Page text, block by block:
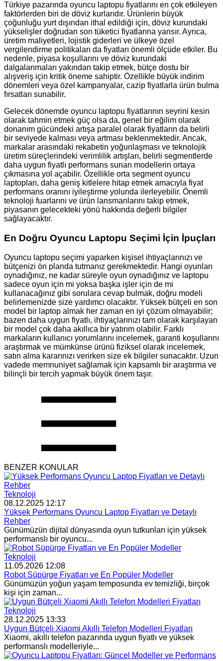
Türkiye pazarında oyuncu laptopu fiyatlarını en çok etkileyen
faktörlerden biri de döviz kurlarıdır. Ürünlerin büyük
çoğunluğu yurt dışından ithal edildiği için, döviz kurundaki
yükselişler doğrudan son tüketici fiyatlarına yansır. Ayrıca,
üretim maliyetleri, lojistik giderleri ve ülkeye özel
vergilendirme politikaları da fiyatları önemli ölçüde etkiler. Bu
nedenle, piyasa koşullarını ve döviz kurundaki
dalgalanmaları yakından takip etmek, bütçe dostu bir
alışveriş için kritik öneme sahiptir. Özellikle büyük indirim
dönemleri veya özel kampanyalar, cazip fiyatlarla ürün bulma
fırsatları sunabilir.
Gelecek dönemde oyuncu laptopu fiyatlarının seyrini kesin
olarak tahmin etmek güç olsa da, genel bir eğilim olarak
donanım gücündeki artışa paralel olarak fiyatların da belirli
bir seviyede kalması veya artması beklenmektedir. Ancak,
markalar arasındaki rekabetin yoğunlaşması ve teknolojik
üretim süreçlerindeki verimlilik artışları, belirli segmentlerde
daha uygun fiyatlı performans sunan modellerin ortaya
çıkmasına yol açabilir. Özellikle orta segment oyuncu
laptopları, daha geniş kitlelere hitap etmek amacıyla fiyat
performans oranını iyileştirme yolunda ilerleyebilir. Önemli
teknoloji fuarlarını ve ürün lansmanlarını takip etmek,
piyasanın gelecekteki yönü hakkında değerli bilgiler
sağlayacaktır.
En Doğru Oyuncu Laptopu Seçimi İçin İpuçları
Oyuncu laptopu seçimi yaparken kişisel ihtiyaçlarınızı ve
bütçenizi ön planda tutmanız gerekmektedir. Hangi oyunları
oynadığınız, ne kadar süreyle oyun oynadığınız ve laptopu
sadece oyun için mi yoksa başka işler için de mi
kullanacağınız gibi sorulara cevap bulmak, doğru modeli
belirlemenizde size yardımcı olacaktır. Yüksek bütçeli en son
model bir laptop almak her zaman en iyi çözüm olmayabilir;
bazen daha uygun fiyatlı, ihtiyaçlarınızı tam olarak karşılayan
bir model çok daha akıllıca bir yatırım olabilir. Farklı
markaların kullanıcı yorumlarını incelemek, garanti koşullarını
araştırmak ve mümkünse ürünü fiziksel olarak incelemek,
satın alma kararınızı verirken size ek bilgiler sunacaktır. Uzun
vadede memnuniyet sağlamak için kapsamlı bir araştırma ve
bilinçli bir tercih yapmak büyük önem taşır.
BENZER KONULAR
Teknoloji
08.12.2025 12:17
Yüksek Performans Oyuncu Laptop Fiyatları ve Detaylı
Rehber
Günümüzün dijital dünyasında oyun tutkunları için yüksek
performanslı bir oyuncu...
Teknoloji
11.05.2026 12:08
Robot Süpürge Fiyatları ve En Popüler Modeller
Günümüzün yoğun yaşam temposunda ev temizliği, birçok
kişi için zaman...
Teknoloji
28.12.2025 13:33
Uygun Bütçeli Xiaomi Akıllı Telefon Modelleri Fiyatları
Xiaomi, akıllı telefon pazarında uygun fiyatlı ve yüksek
performanslı modelleriyle...